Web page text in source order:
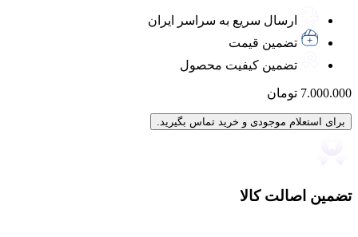
ارسال سریع به سراسر ایران
تضمین قیمت
تضمین کیفیت محصول
7.000.000 تومان
برای استعلام موجودی و خرید تماس بگیرید.
تضمین اصالت کالا